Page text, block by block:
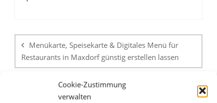
Cookie-Zustimmung
verwalten
Menükarte, Speisekarte & Digitales Menü für
Restaurants in Maxdorf günstig erstellen lassen
LED Buchstaben, Leuchtreklame & Leuchtkasten in
Mannheim günstig erstellen lassen